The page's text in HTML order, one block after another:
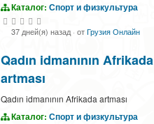
Каталог: Спорт и физкультура
37 дней(я) назад· отГрузия Онлайн
Qadın idmanının Afrikada
artması
Qadın idmanının Afrikada artması
Каталог: Спорт и физкультура